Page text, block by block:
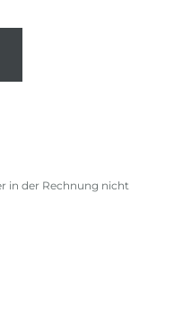
in der Rechnung nicht